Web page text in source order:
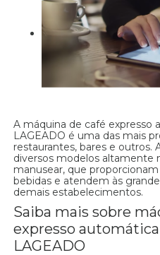
A máquina de café expresso
LAGEADO é uma das mais
restaurantes, bares e outros.
diversos modelos altamente
manusear, que
bebidas e atendem às
demais estabelecimentos.
Saiba mais sobre
expresso
LAGEADO